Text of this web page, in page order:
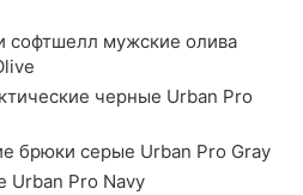
софтшелл мужские олива
черные Urban Pro
брюки серые Urban Pro Gray
Urban Pro Navy